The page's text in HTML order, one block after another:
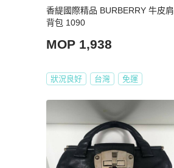
香緹國際精品 BURBERRY 牛皮肩
背包 1090
MOP 1,938
狀況良好 台灣 免運